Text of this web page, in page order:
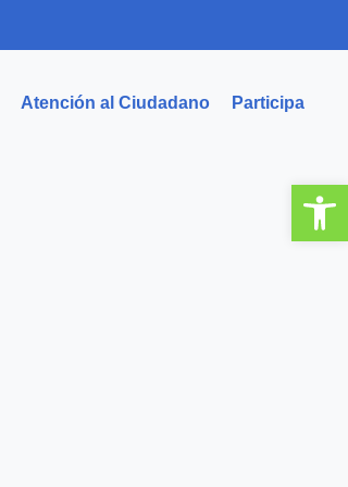
Atención al Ciudadano Participa
Abrir